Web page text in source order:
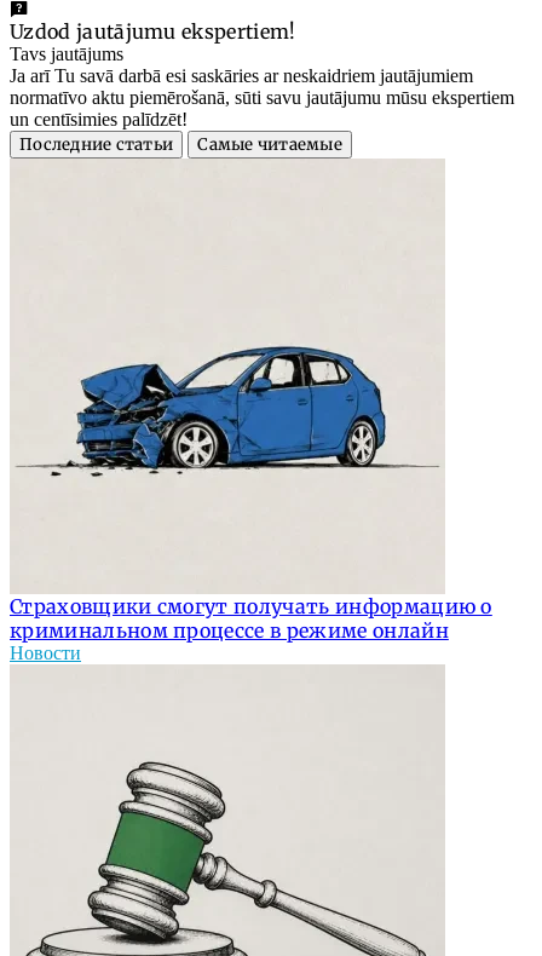
Uzdod jautājumu ekspertiem!
Tavs jautājums
Ja arī Tu savā darbā esi saskāries ar neskaidriem jautājumiem
normatīvo aktu piemērošanā, sūti savu jautājumu mūsu ekspertiem
un centīsimies palīdzēt!
Последние статьи
Самые читаемые
Страховщики смогут получать информацию о
криминальном процессе в режиме онлайн
Новости